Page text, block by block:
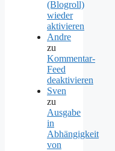
(Blogroll)
wieder
aktivieren
Andre
zu
Kommentar-
Feed
deaktivieren
Sven
zu
Ausgabe
in
Abhängigkeit
von